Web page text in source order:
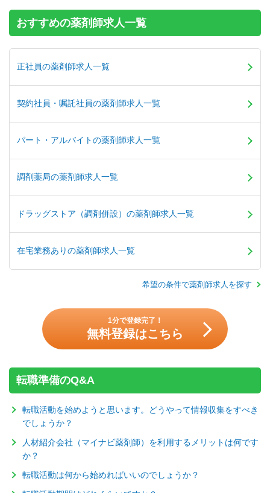
おすすめの薬剤師求人一覧
正社員の薬剤師求人一覧
契約社員・嘱託社員の薬剤師求人一覧
パート・アルバイトの薬剤師求人一覧
調剤薬局の薬剤師求人一覧
ドラッグストア（調剤併設）の薬剤師求人一覧
在宅業務ありの薬剤師求人一覧
希望の条件で薬剤師求人を探す
1分で登録完了！
無料登録はこちら
転職準備のQ&A
転職活動を始めようと思います。どうやって情報収集をすべき
でしょうか？
人材紹介会社（マイナビ薬剤師）を利用するメリットは何です
か？
転職活動は何から始めればいいのでしょうか？